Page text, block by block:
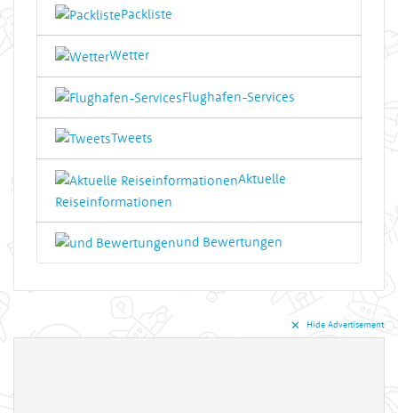
Packliste
Wetter
Flughafen-Services
Tweets
Aktuelle
Reiseinformationen
und Bewertungen
✕︎ Hide Advertisement